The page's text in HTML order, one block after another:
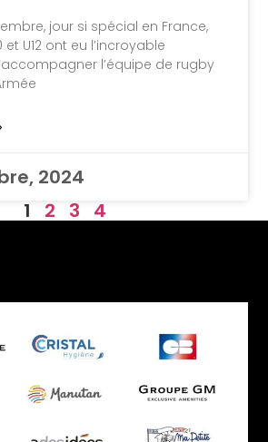
jour si spécial en France,
et U12 ont eu l’incroyable
l’équipe de rugby
2024
1
2 3 4